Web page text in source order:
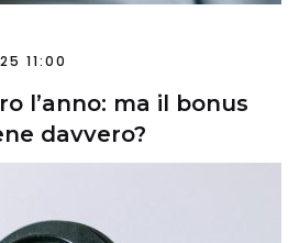
11:00
l’anno: ma il bonus
davvero?